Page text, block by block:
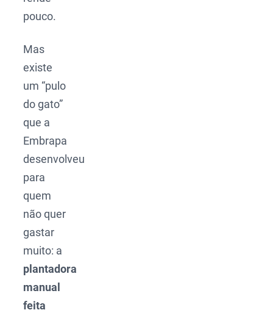
pouco.
Mas
existe
um “pulo
do gato”
que a
Embrapa
desenvolveu
para
quem
não quer
gastar
muito: a
plantadora
manual
feita